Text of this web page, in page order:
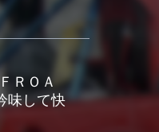
ＲＯＡ
味して快